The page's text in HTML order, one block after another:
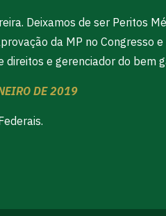
Deixamos de ser Peritos
da MP no Congresso
direitos e gerenciador do bem
DE 2019